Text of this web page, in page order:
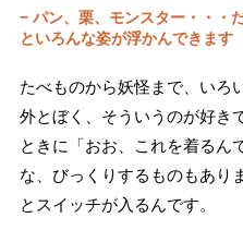
− パン、栗、モンスター・・・
といろんな姿が浮かんできます
たべものから妖怪まで、いろ
外とぼく、そういうのが好き
ときに「おお、これを着るん
な、びっくりするものもあり
とスイッチが入るんです。